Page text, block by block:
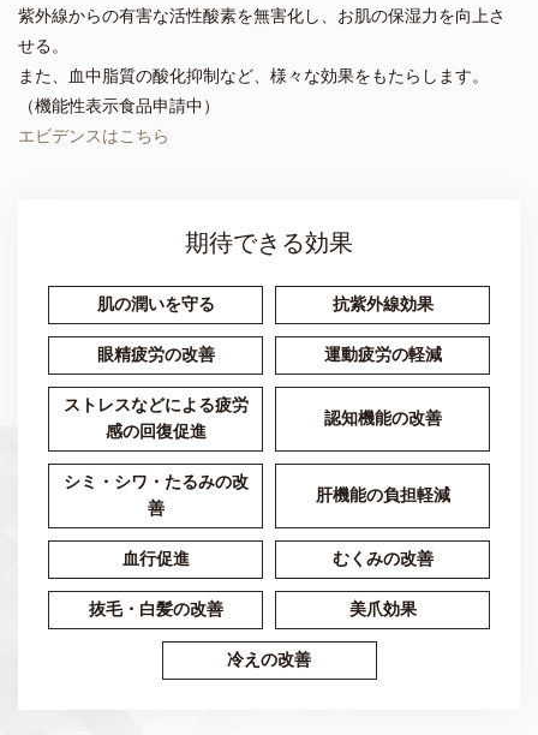
紫外線からの有害な活性酸素を無害化し、お肌の保湿力を向上さ
せる。
また、血中脂質の酸化抑制など、様々な効果をもたらします。
（機能性表示食品申請中）
エビデンスはこちら
期待できる効果
肌の潤いを守る 抗紫外線効果
眼精疲労の改善 運動疲労の軽減
ストレスなどによる疲労
感の回復促進
認知機能の改善
シミ・シワ・たるみの改
善
肝機能の負担軽減
血行促進 むくみの改善
抜毛・白髪の改善 美爪効果
冷えの改善